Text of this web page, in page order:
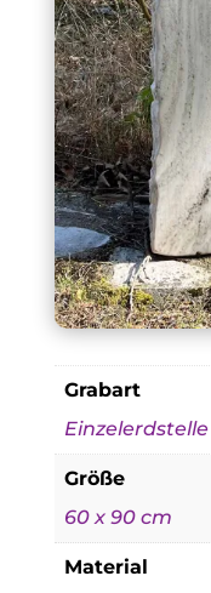
Grabart
Einzelerdstelle
Größe
60 x 90 cm
Material